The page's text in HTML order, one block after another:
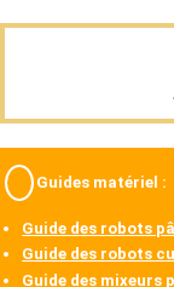
Guides matériel :
Guide des robots
Guide des robots
Guide des mixeurs